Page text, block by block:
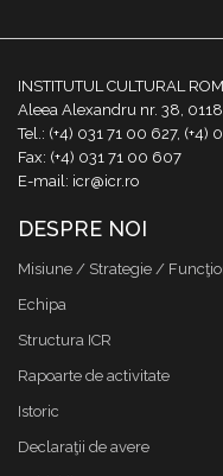
INSTITUTUL CULTURAL
Aleea Alexandru nr. 38,
Tel.: (+4) 031 71 00 627, (+4)
Fax: (+4) 031 71 00 607
E-mail: icr@icr.ro
DESPRE NOI
Misiune / Strategie /
Echipa
Structura ICR
Rapoarte de activitate
Istoric
Declaraţii de avere